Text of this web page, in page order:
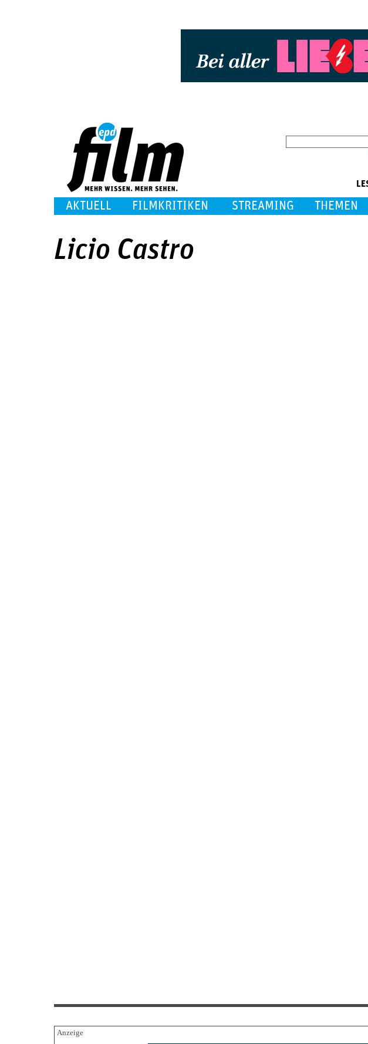
AKTUELL FILMKRITIKEN STREAMING THEMEN
Licio Castro